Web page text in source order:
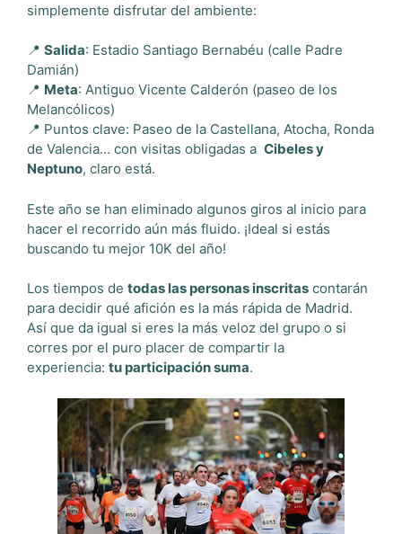
simplemente disfrutar del ambiente:
📍 Salida: Estadio Santiago Bernabéu (calle Padre
Damián)
📍 Meta: Antiguo Vicente Calderón (paseo de los
Melancólicos)
📍 Puntos clave: Paseo de la Castellana, Atocha, Ronda
de Valencia… con visitas obligadas a Cibeles y
Neptuno, claro está.
Este año se han eliminado algunos giros al inicio para
hacer el recorrido aún más fluido. ¡Ideal si estás
buscando tu mejor 10K del año!
Los tiempos de todas las personas inscritas contarán
para decidir qué afición es la más rápida de Madrid.
Así que da igual si eres la más veloz del grupo o si
corres por el puro placer de compartir la
experiencia: tu participación suma.